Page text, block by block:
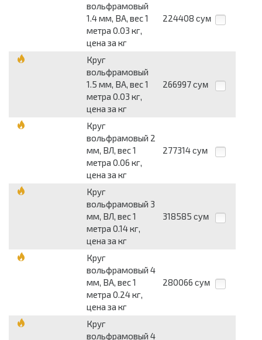
вольфрамовый
1.4 мм, ВА, вес 1
метра 0.03 кг,
цена за кг
224408 сум
Круг
вольфрамовый
1.5 мм, ВА, вес 1
метра 0.03 кг,
цена за кг
266997 сум
Круг
вольфрамовый 2
мм, ВЛ, вес 1
метра 0.06 кг,
цена за кг
277314 сум
Круг
вольфрамовый 3
мм, ВЛ, вес 1
метра 0.14 кг,
цена за кг
318585 сум
Круг
вольфрамовый 4
мм, ВА, вес 1
метра 0.24 кг,
цена за кг
280066 сум
Круг
вольфрамовый 4